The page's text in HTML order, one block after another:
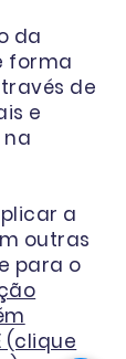
da
forma
de
e
na
a
outras
para o
(clique